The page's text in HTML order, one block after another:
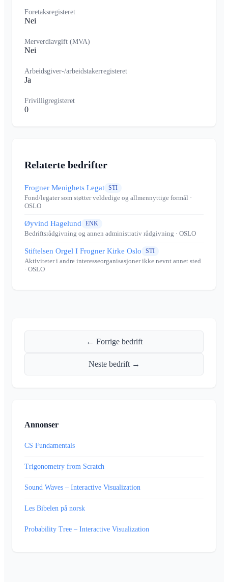
Foretaksregisteret
Nei
Merverdiavgift (MVA)
Nei
Arbeidsgiver-/arbeidstakerregisteret
Ja
Frivilligregisteret
0
Relaterte bedrifter
Frogner Menighets Legat STI
Fond/legater som støtter veldedige og allmennyttige formål ·
OSLO
Øyvind Hagelund ENK
Bedriftsrådgivning og annen administrativ rådgivning · OSLO
Stiftelsen Orgel I Frogner Kirke Oslo STI
Aktiviteter i andre interesseorganisasjoner ikke nevnt annet sted
· OSLO
← Forrige bedrift
Neste bedrift →
Annonser
CS Fundamentals
Trigonometry from Scratch
Sound Waves – Interactive Visualization
Les Bibelen på norsk
Probability Tree – Interactive Visualization